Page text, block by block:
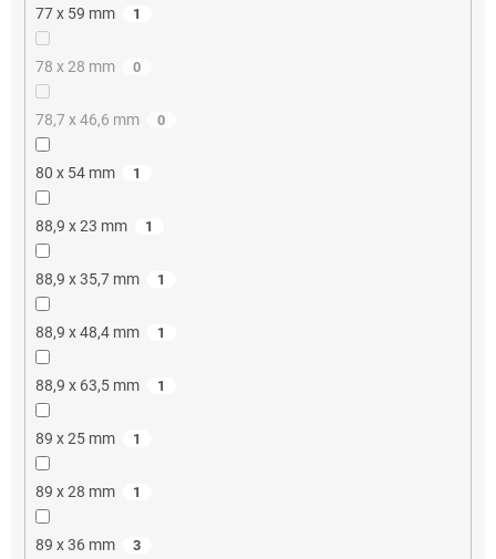
77 x 59 mm 1
78 x 28 mm 0
78,7 x 46,6 mm 0
80 x 54 mm 1
88,9 x 23 mm 1
88,9 x 35,7 mm 1
88,9 x 48,4 mm 1
88,9 x 63,5 mm 1
89 x 25 mm 1
89 x 28 mm 1
89 x 36 mm 3